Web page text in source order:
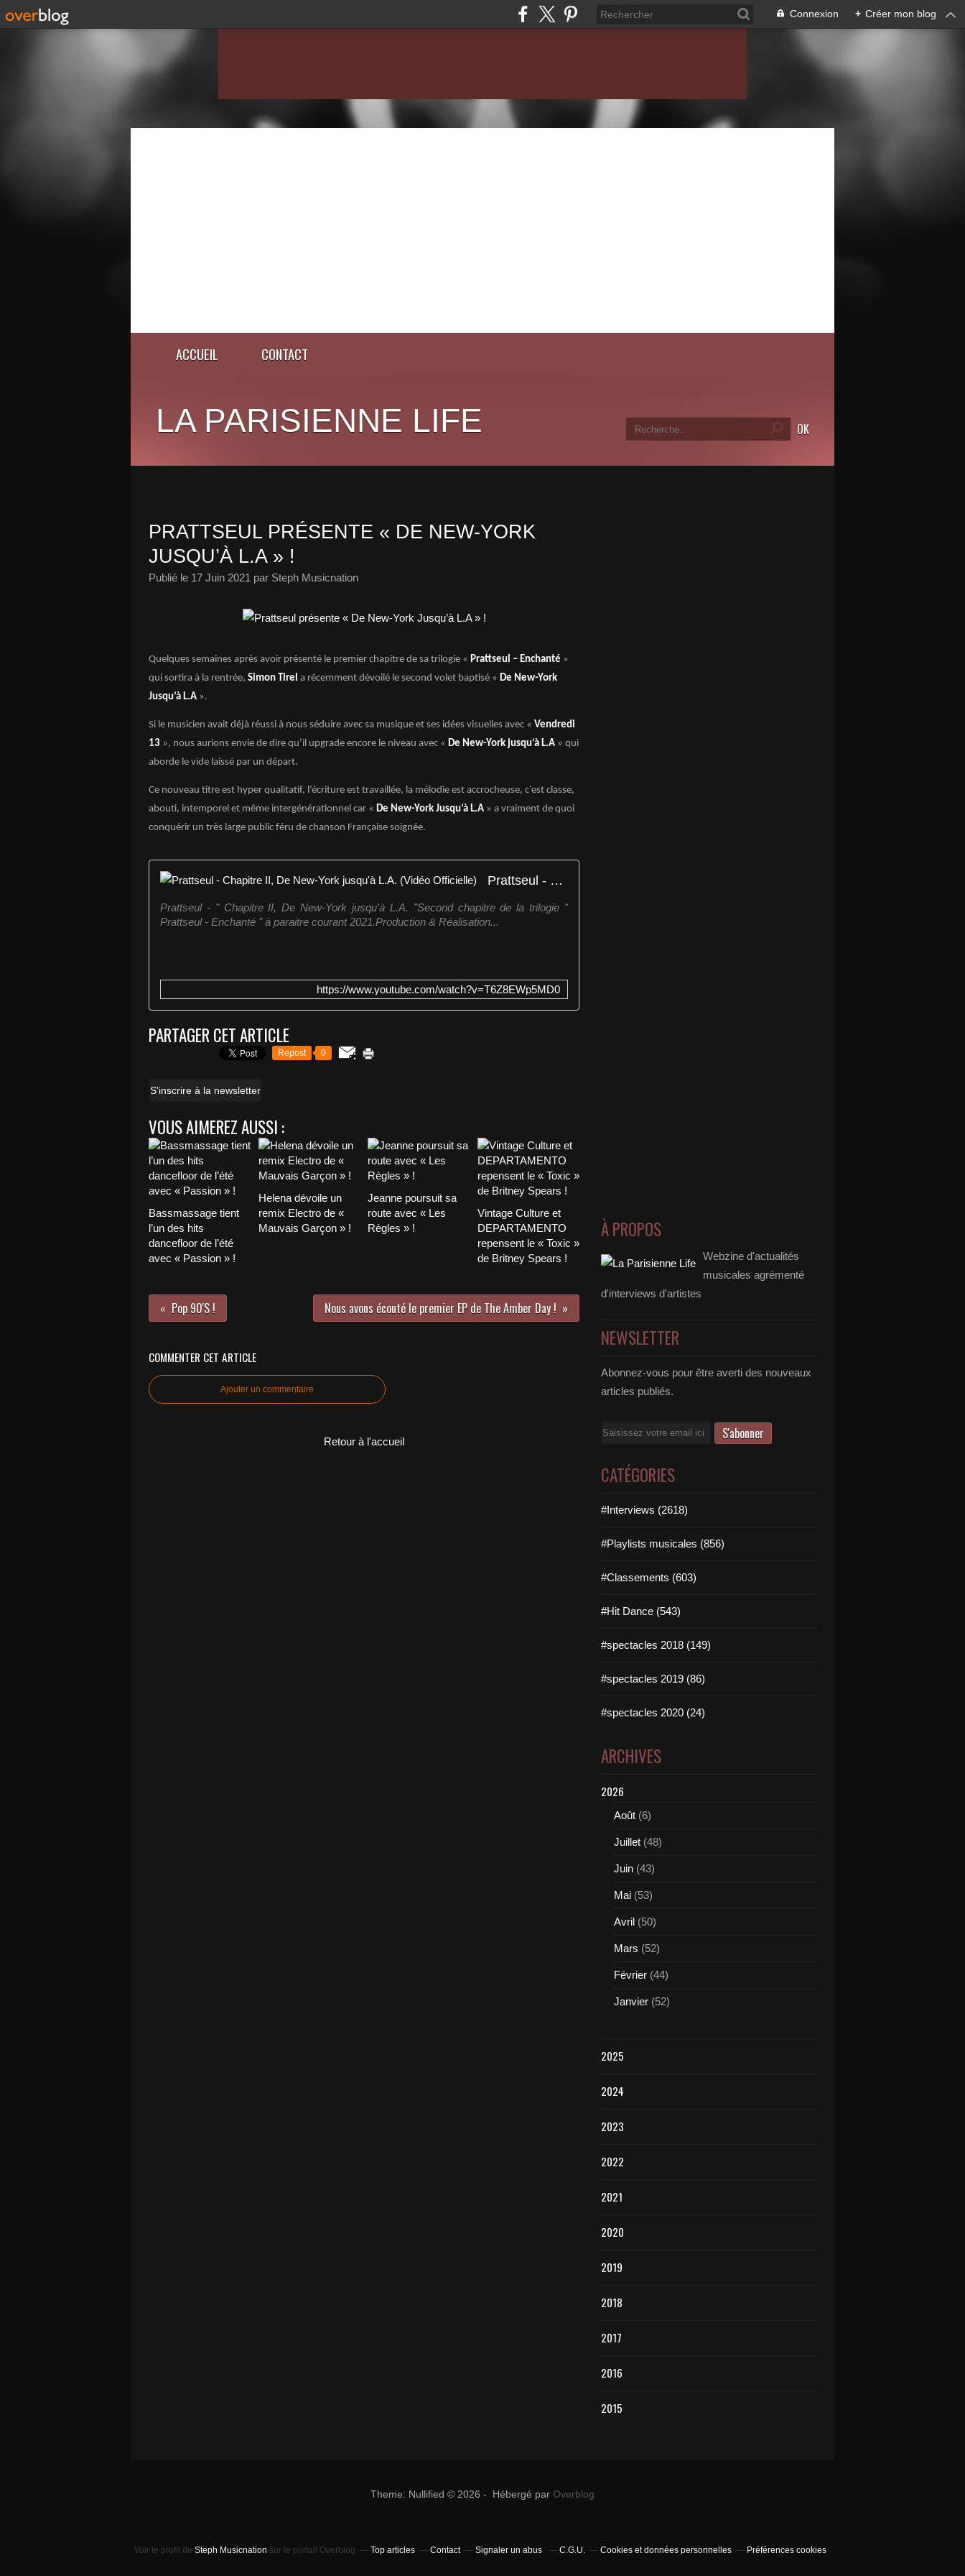
Connexion + Créer mon blog
ACCUEIL CONTACT
LA PARISIENNE LIFE
PRATTSEUL PRÉSENTE « DE NEW-YORK
JUSQU’À L.A » !
Publié le 17 Juin 2021 par Steph Musicnation
Quelques semaines après avoir présenté le premier chapitre de sa trilogie « Prattseul – Enchanté »
qui sortira à la rentrée, Simon Tirel a récemment dévoilé le second volet baptisé « De New-York
Jusqu’à L.A ».
Si le musicien avait déjà réussi à nous séduire avec sa musique et ses idées visuelles avec « Vendredi
13 », nous aurions envie de dire qu’il upgrade encore le niveau avec « De New-York jusqu’à L.A » qui
aborde le vide laissé par un départ.
Ce nouveau titre est hyper qualitatif, l’écriture est travaillée, la mélodie est accrocheuse, c’est classe,
abouti, intemporel et même intergénérationnel car « De New-York Jusqu’à L.A » a vraiment de quoi
conquérir un très large public féru de chanson Française soignée.
Prattseul - Chapitre II, De New-York jusqu'à L.A. (Vidéo Officielle)
Prattseul - " Chapitre II, De New-York jusqu'à L.A. "Second chapitre de la trilogie "
Prattseul - Enchanté " à paraitre courant 2021.Production & Réalisation...
https://www.youtube.com/watch?v=T6Z8EWp5MD0
PARTAGER CET ARTICLE
Repost 0
S'inscrire à la newsletter
VOUS AIMEREZ AUSSI :
Bassmassage tient
l’un des hits
dancefloor de l’été
avec « Passion » !
Helena dévoile un
remix Electro de «
Mauvais Garçon » !
Jeanne poursuit sa
route avec « Les
Règles » !
Vintage Culture et
DEPARTAMENTO
repensent le « Toxic »
de Britney Spears !
Pop 90'S ! Nous avons écouté le premier EP de The Amber Day !
COMMENTER CET ARTICLE
Ajouter un commentaire
Retour à l'accueil
À PROPOS
Webzine d'actualités
musicales agrémenté
d'interviews d'artistes
NEWSLETTER
Abonnez-vous pour être averti des nouveaux
articles publiés.
Email
CATÉGORIES
#Interviews (2618)
#Playlists musicales (856)
#Classements (603)
#Hit Dance (543)
#spectacles 2018 (149)
#spectacles 2019 (86)
#spectacles 2020 (24)
ARCHIVES
2026
Août (6)
Juillet (48)
Juin (43)
Mai (53)
Avril (50)
Mars (52)
Février (44)
Janvier (52)
2025
2024
2023
2022
2021
2020
2019
2018
2017
2016
2015
Theme: Nullified © 2026 - Hébergé par Overblog
Voir le profil de Steph Musicnation sur le portail Overblog Top articles Contact Signaler un abus C.G.U. Cookies et données personnelles Préférences cookies